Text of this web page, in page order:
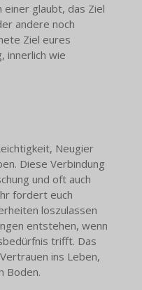
einer glaubt, das Ziel
andere noch
Ziel eures
innerlich wie
Neugier
Diese Verbindung
und oft auch
fordert euch
loszulassen
entstehen, wenn
trifft. Das
ins Leben,
Boden.